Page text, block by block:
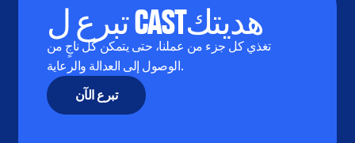
تبرع ل CASTهديتك
تغذي كل جزء من عملنا، حتى يتمكن كل ناجٍ من
الوصول إلى العدالة والرعاية.
تبرع الآن